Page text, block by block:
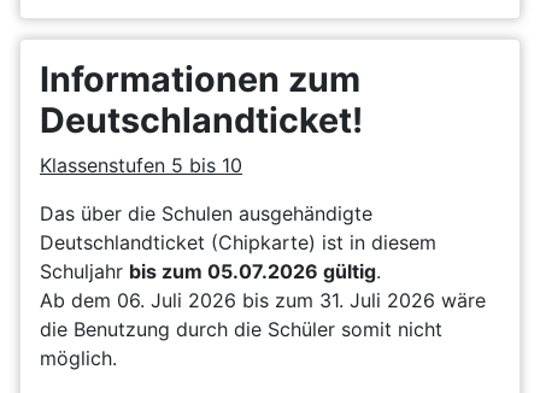
Informationen zum
Deutschlandticket!
Klassenstufen 5 bis 10
Das über die Schulen ausgehändigte
Deutschlandticket (Chipkarte) ist in diesem
Schuljahr bis zum 05.07.2026 gültig.
Ab dem 06. Juli 2026 bis zum 31. Juli 2026 wäre
die Benutzung durch die Schüler somit nicht
möglich.